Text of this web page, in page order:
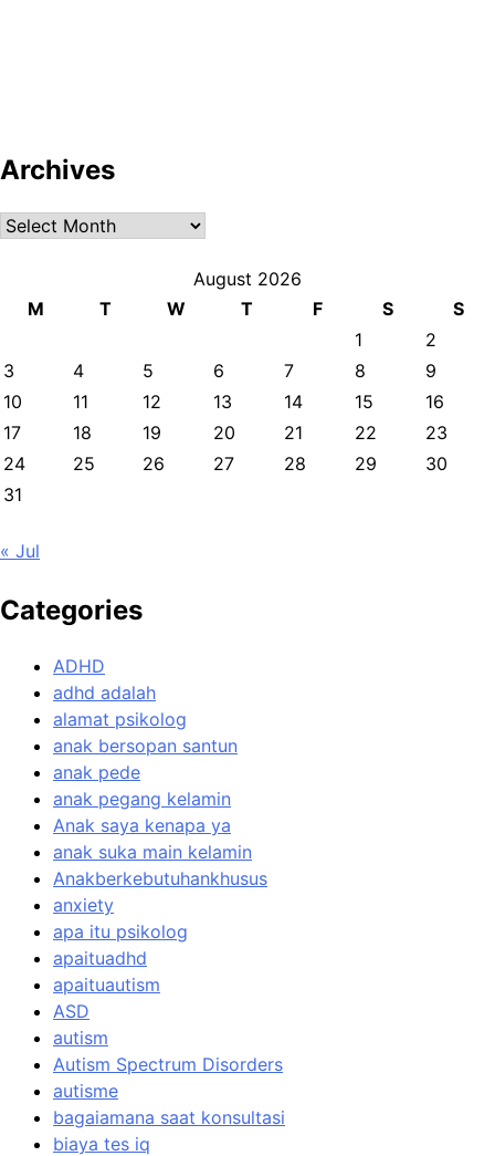
Archives
Archives
August 2026
M
T W T F S
S
1
2
3
4 5 6 7 8
9
10
11 12 13 14 15
16
17
18 19 20 21 22
23
24
25 26 27 28 29
30
31
« Jul
Categories
ADHD
adhd adalah
alamat psikolog
anak bersopan santun
anak pede
anak pegang kelamin
Anak saya kenapa ya
anak suka main kelamin
Anakberkebutuhankhusus
anxiety
apa itu psikolog
apaituadhd
apaituautism
ASD
autism
Autism Spectrum Disorders
autisme
bagaiamana saat konsultasi
biaya tes iq